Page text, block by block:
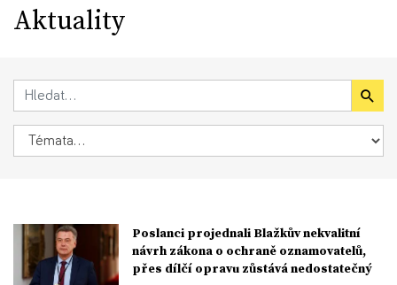
Aktuality
Poslanci projednali Blažkův nekvalitní
návrh zákona o ochraně oznamovatelů,
přes dílčí opravu zůstává nedostatečný